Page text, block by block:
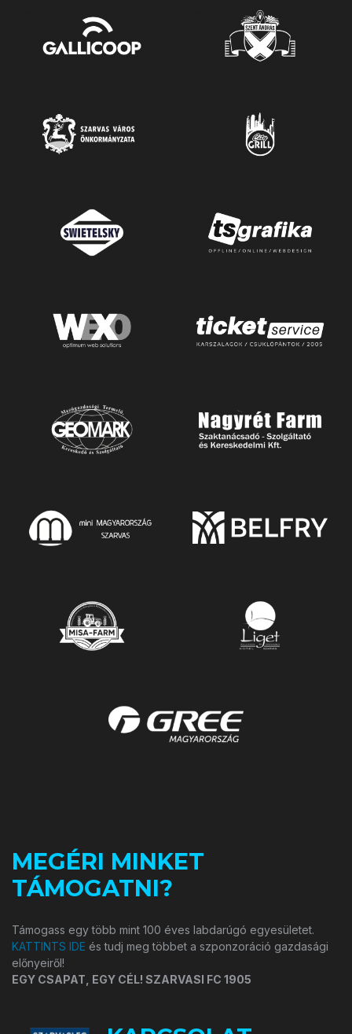
MEGÉRI MINKET
TÁMOGATNI?
Támogass egy több mint 100 éves labdarúgó egyesületet.
KATTINTS IDE és tudj meg többet a szponzoráció gazdasági
előnyeiről!
EGY CSAPAT, EGY CÉL! SZARVASI FC 1905